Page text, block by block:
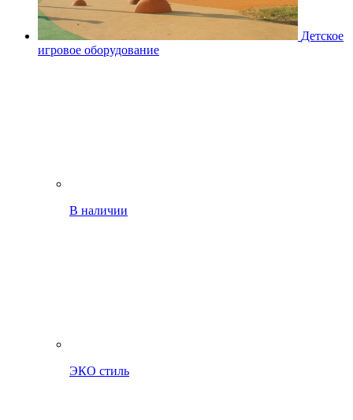
Детское
игровое оборудование
В наличии
ЭКО стиль